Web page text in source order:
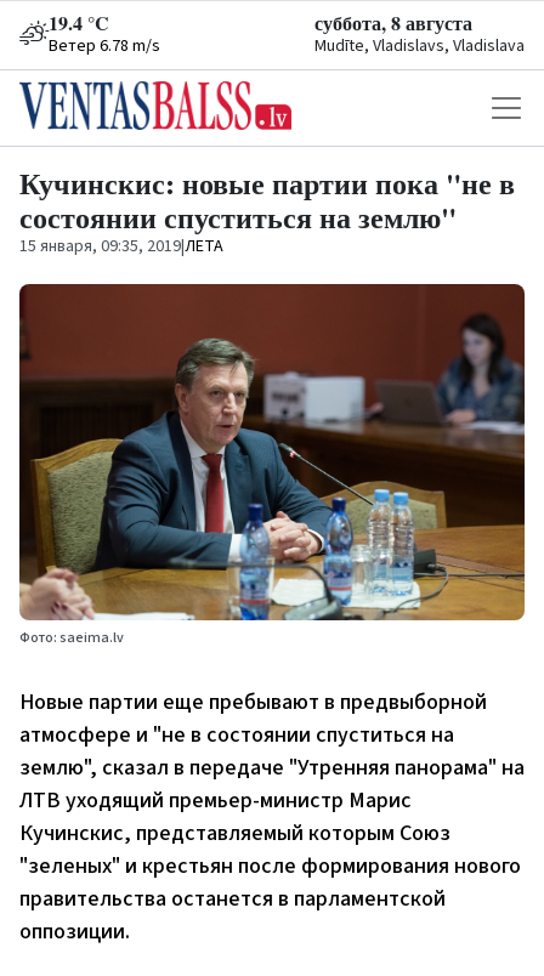
19.4 °C
Ветер 6.78 m/s
суббота, 8 августа
Mudīte, Vladislavs, Vladislava
Кучинскис: новые партии пока "не в
состоянии спуститься на землю"
15 января, 09:35, 2019|ЛЕТА
Фото: saeima.lv
Новые партии еще пребывают в предвыборной
атмосфере и "не в состоянии спуститься на
землю", сказал в передаче "Утренняя панорама" на
ЛТВ уходящий премьер-министр Марис
Кучинскис, представляемый которым Союз
"зеленых" и крестьян после формирования нового
правительства останется в парламентской
оппозиции.